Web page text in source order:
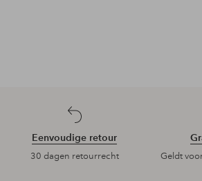
Eenvoudige retour
30 dagen retourrecht
Geldt